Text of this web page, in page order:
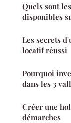
Quels sont
disponibles
Les secrets
locatif réussi
Pourquoi
dans les 3
Créer une
démarches